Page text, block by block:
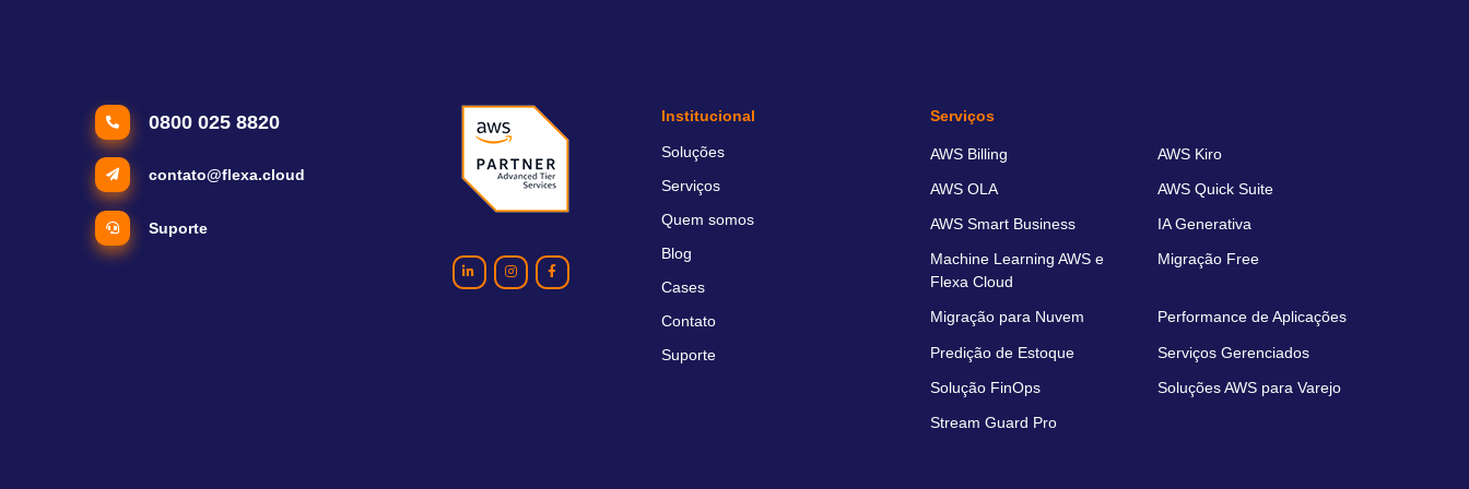
0800 025 8820
contato@flexa.cloud
Suporte
Institucional
Soluções
Serviços
Quem somos
Blog
Cases
Contato
Suporte
Serviços
AWS Billing AWS Kiro
AWS OLA AWS Quick Suite
AWS Smart Business IA Generativa
Machine Learning AWS e
Flexa Cloud
Migração Free
Migração para Nuvem Performance de Aplicações
Predição de Estoque Serviços Gerenciados
Solução FinOps Soluções AWS para Varejo
Stream Guard Pro